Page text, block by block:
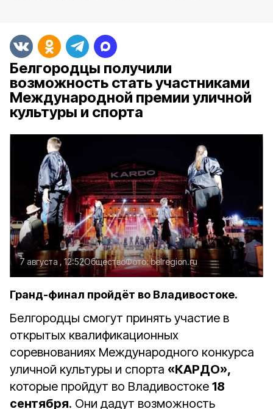
Белгородцы получили
возможность стать участниками
Международной премии уличной
культуры и спорта
7 августа , 12:52ОбществоФото:belregion.ru
Гранд-финал пройдёт во Владивостоке.
Белгородцы смогут принять участие в
открытых квалификационных
соревнованиях Международного конкурса
уличной культуры и спорта «КАРДО»,
которые пройдут во Владивостоке 18
сентября. Они дадут возможность